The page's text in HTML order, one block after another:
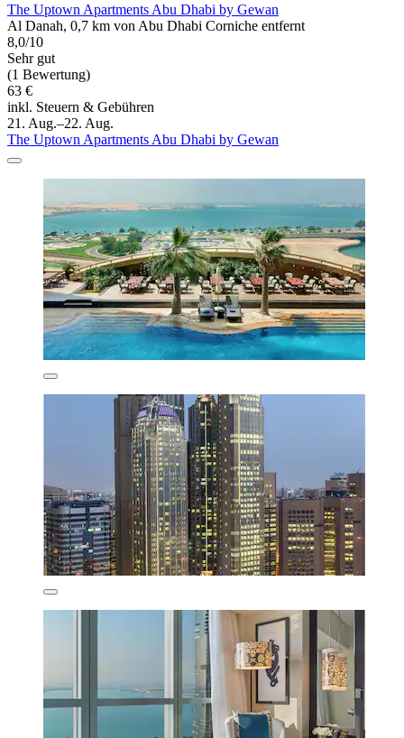
The Uptown Apartments Abu Dhabi by Gewan
Al Danah, 0,7 km von Abu Dhabi Corniche entfernt
8,0/10
Sehr gut
(1 Bewertung)
63 €
inkl. Steuern & Gebühren
21. Aug.–22. Aug.
The Uptown Apartments Abu Dhabi by Gewan